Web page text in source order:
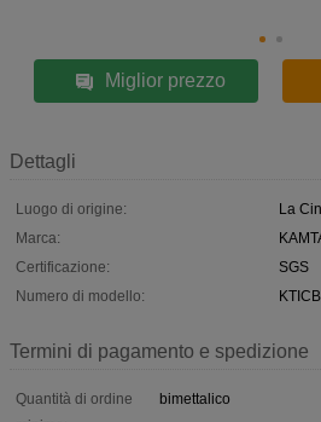
Miglior prezzo
Dettagli
Luogo di origine:
La
Marca:
Certificazione:
SGS
Numero di modello:
Termini di pagamento e spedizione
Quantità di ordine
bimettalico